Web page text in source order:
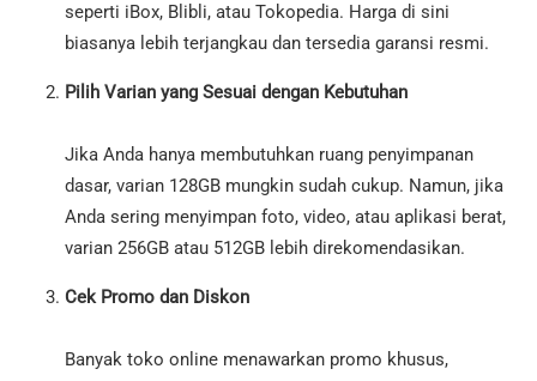
seperti iBox, Blibli, atau Tokopedia. Harga di sini
biasanya lebih terjangkau dan tersedia garansi resmi.
Pilih Varian yang Sesuai dengan Kebutuhan
Jika Anda hanya membutuhkan ruang penyimpanan
dasar, varian 128GB mungkin sudah cukup. Namun, jika
Anda sering menyimpan foto, video, atau aplikasi berat,
varian 256GB atau 512GB lebih direkomendasikan.
Cek Promo dan Diskon
Banyak toko online menawarkan promo khusus,